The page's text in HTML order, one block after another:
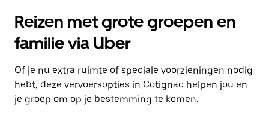
Reizen met grote groepen en
familie via Uber
Of je nu extra ruimte of speciale voorzieningen nodig
hebt, deze vervoersopties in Cotignac helpen jou en
je groep om op je bestemming te komen.